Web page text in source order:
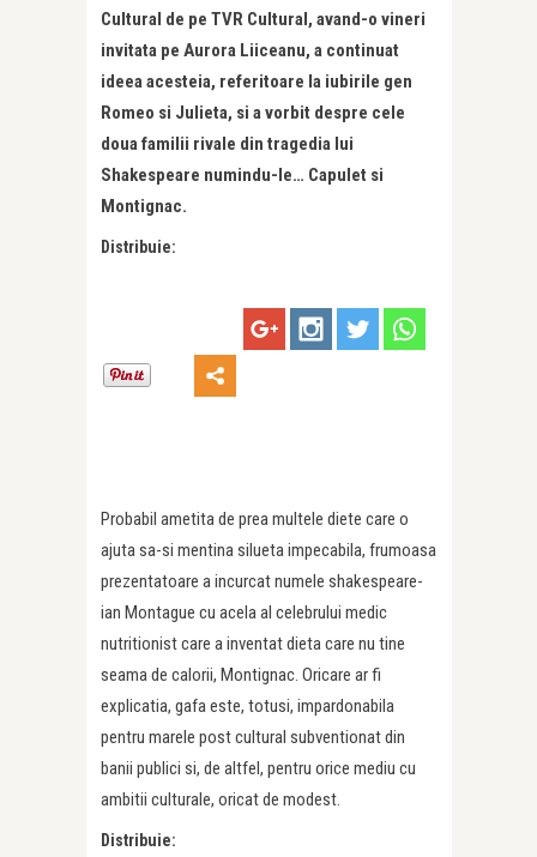
Cultural de pe TVR Cultural, avand-o vineri
invitata pe Aurora Liiceanu, a continuat
ideea acesteia, referitoare la iubirile gen
Romeo si Julieta, si a vorbit despre cele
doua familii rivale din tragedia lui
Shakespeare numindu-le… Capulet si
Montignac.
Distribuie:
Probabil ametita de prea multele diete care o
ajuta sa-si mentina silueta impecabila, frumoasa
prezentatoare a incurcat numele shakespeare-
ian Montague cu acela al celebrului medic
nutritionist care a inventat dieta care nu tine
seama de calorii, Montignac. Oricare ar fi
explicatia, gafa este, totusi, impardonabila
pentru marele post cultural subventionat din
banii publici si, de altfel, pentru orice mediu cu
ambitii culturale, oricat de modest.
Distribuie: